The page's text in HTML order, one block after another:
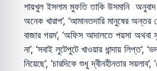
শায়খুল ইসলাম মুফতি তাকি উসমানি অনুবাদ
অনেক খারাপ’, ‘আমানতদারি মানুষের অন্তর
বাজার গরম’, ‘অফিস আদালতে পয়সা অথবা
না’, ‘সবাই লুটেপুটে খাওয়ার ধান্দায় লিপ্ত’,
নিয়েছে’, ‘চারদিকে শুধু দ্বীনহীনতার